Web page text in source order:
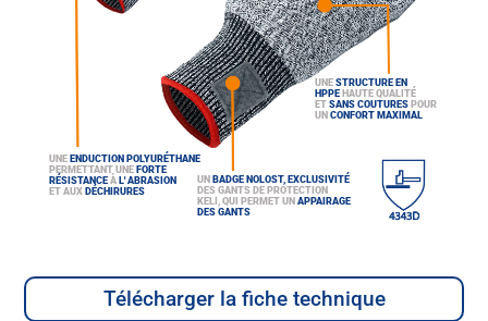
UNE ENDUCTION POLYURÉTHANE
PERMETTANT UNE FORTE
RÉSISTANCEÀ L' ABRASION
ET AUX DÉCHIRURES
UN BADGE NOLOST, EXCLUSIVITÉ
DES GANTS DE PROTECTION
KELI, QUI PERMET UN APPAIRAGE
DES GANTS
UNESTRUCTURE EN
HPPE HAUTE QUALITÉ
ETSANS COUTURES POUR
UNCONFORT MAXIMAL
Télécharger la fiche technique